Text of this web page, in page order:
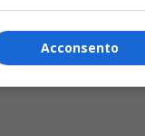
Acconsento